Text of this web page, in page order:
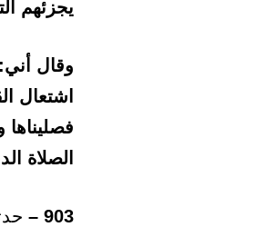
يجزئهم
وقال
اشتعال
الصلاة
903 –